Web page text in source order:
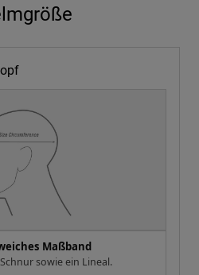
Maßband
sowie ein Lineal.